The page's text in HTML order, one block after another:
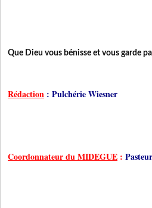
Que Dieu vous bénisse et vous garde
Rédaction : Pulchérie Wiesner
Coordonnateur du MIDEGUE :